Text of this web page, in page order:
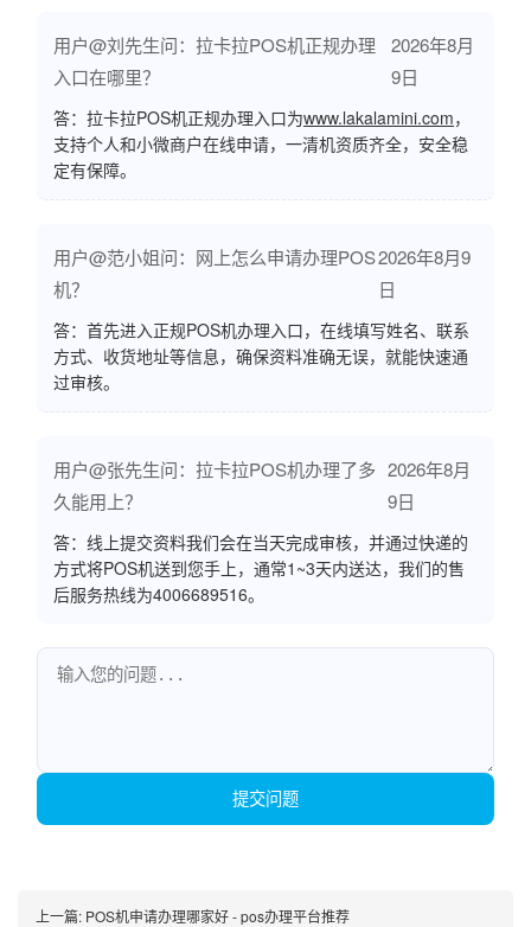
用户@刘先生问：拉卡拉POS机正规办理
入口在哪里？
2026年8月
9日
答：拉卡拉POS机正规办理入口为www.lakalamini.com，
支持个人和小微商户在线申请，一清机资质齐全，安全稳
定有保障。
用户@范小姐问：网上怎么申请办理POS
机？
2026年8月9
日
答：首先进入正规POS机办理入口，在线填写姓名、联系
方式、收货地址等信息，确保资料准确无误，就能快速通
过审核。
用户@张先生问：拉卡拉POS机办理了多
久能用上？
2026年8月
9日
答：线上提交资料我们会在当天完成审核，并通过快递的
方式将POS机送到您手上，通常1~3天内送达，我们的售
后服务热线为4006689516。
提交问题
上一篇: POS机申请办理哪家好 - pos办理平台推荐